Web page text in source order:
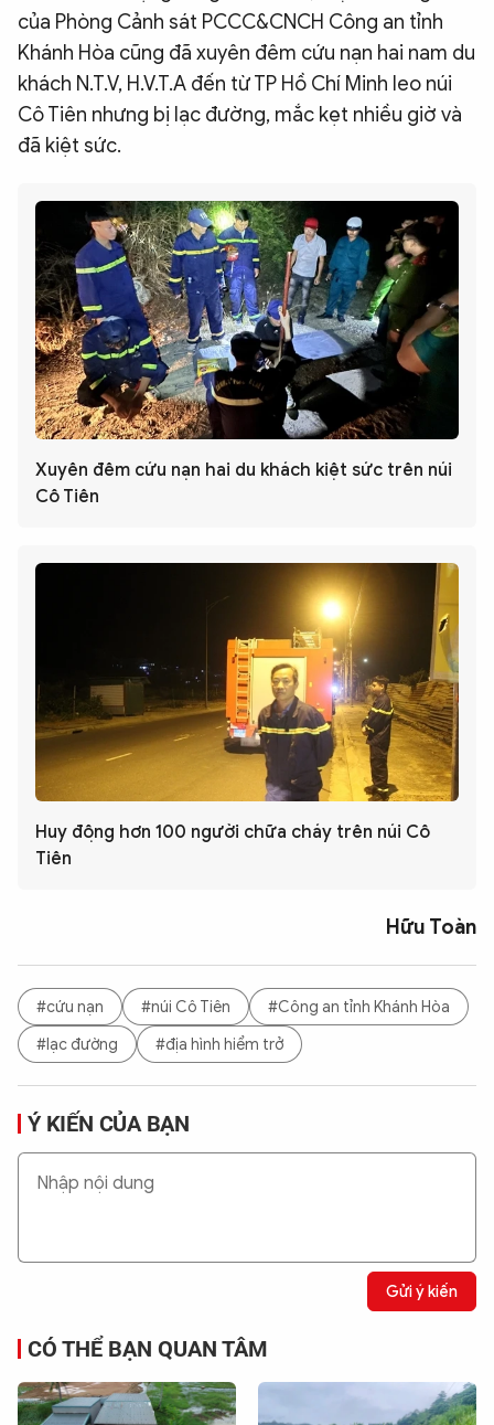
của Phòng Cảnh sát PCCC&CNCH Công an tỉnh
Khánh Hòa cũng đã xuyên đêm cứu nạn hai nam du
khách N.T.V, H.V.T.A đến từ TP Hồ Chí Minh leo núi
Cô Tiên nhưng bị lạc đường, mắc kẹt nhiều giờ và
đã kiệt sức.
Xuyên đêm cứu nạn hai du khách kiệt sức trên núi
Cô Tiên
Huy động hơn 100 người chữa cháy trên núi Cô
Tiên
Hữu Toàn
#cứu nạn #núi Cô Tiên
#Công an tỉnh Khánh Hòa
#lạc đường
#địa hình hiểm trở
Ý KIẾN CỦA BẠN
Gửi ý kiến
CÓ THỂ BẠN QUAN TÂM